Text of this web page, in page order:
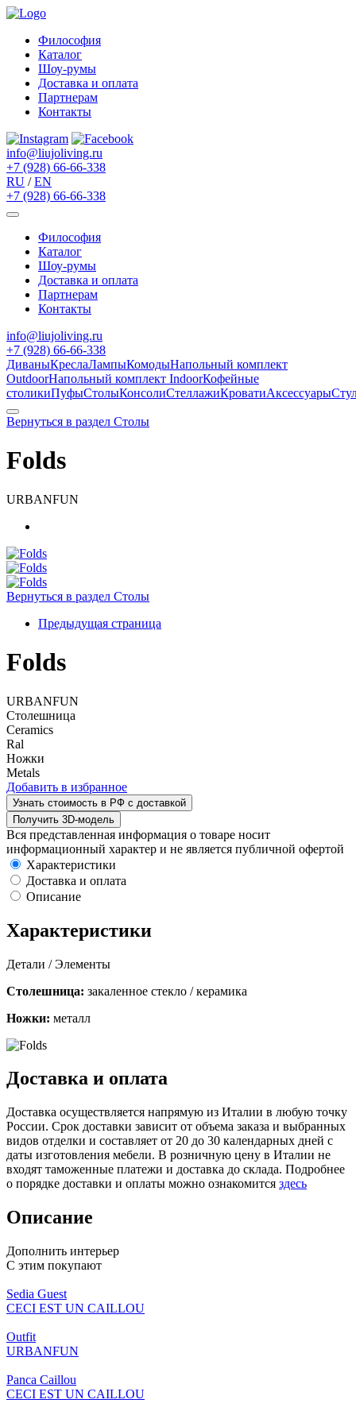
Философия
Каталог
Шоу-румы
Доставка и оплата
Партнерам
Контакты
info@liujoliving.ru
+7 (928) 66-66-338
RU /EN
+7 (928) 66-66-338
Философия
Каталог
Шоу-румы
Доставка и оплата
Партнерам
Контакты
info@liujoliving.ru
+7 (928) 66-66-338
ДиваныКреслаЛампыКомодыНапольный комплект
OutdoorНапольный комплект IndoorКофейные
столикиПуфыСтолыКонсолиСтеллажиКроватиАксессуары
Вернуться в раздел Столы
Folds
URBANFUN
Вернуться в раздел Столы
Предыдущая страница
Folds
URBANFUN
Столешница
Ceramics
Ral
Ножки
Metals
Добавить в избранное
Узнать стоимость в РФ с доставкой
Получить 3D-модель
Вся представленная информация о товаре носит
информационный характер и не является публичной офертой
Характеристики
Доставка и оплата
Описание
Характеристики
Детали / Элементы
Столешница: закаленное стекло / керамика
Ножки: металл
Доставка и оплата
Доставка осуществляется напрямую из Италии в любую точку
России. Срок доставки зависит от объема заказа и выбранных
видов отделки и составляет от 20 до 30 календарных дней с
даты изготовления мебели. В розничную цену в Италии не
входят таможенные платежи и доставка до склада. Подробнее
о порядке доставки и оплаты можно ознакомится здесь
Описание
Дополнить интерьер
С этим покупают
Sedia Guest
CECI EST UN CAILLOU
Outfit
URBANFUN
Panca Caillou
CECI EST UN CAILLOU